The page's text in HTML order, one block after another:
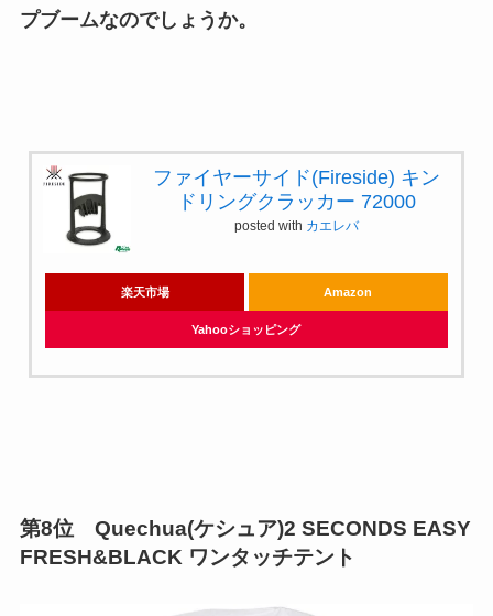
プブームなのでしょうか。
ファイヤーサイド(Fireside) キン
ドリングクラッカー 72000
posted with カエレバ
楽天市場 Amazon
Yahooショッピング
第8位 Quechua(ケシュア)2 SECONDS EASY
FRESH&BLACK ワンタッチテント